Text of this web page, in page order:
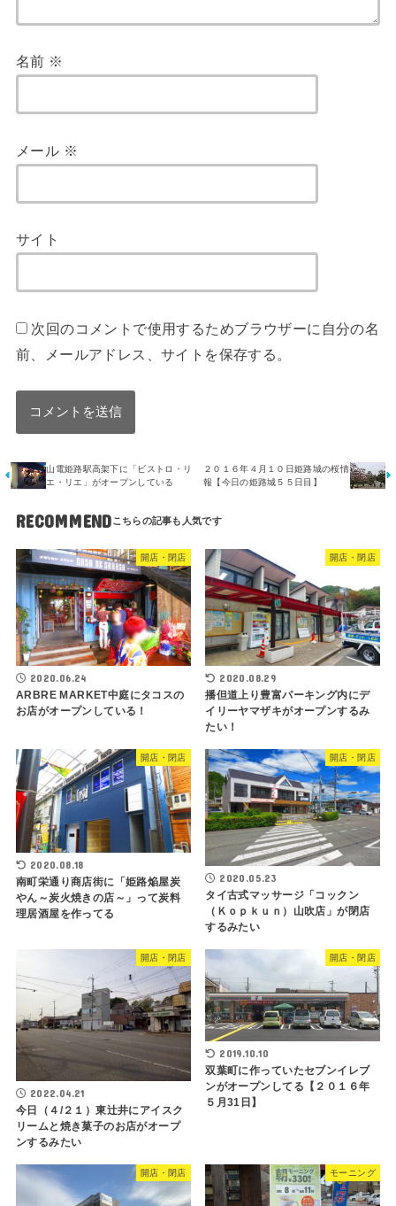
名前 ※
メール ※
サイト
次回のコメントで使用するためブラウザーに自分の名
前、メールアドレス、サイトを保存する。
山電姫路駅高架下に「ビストロ・リ
エ・リエ」がオープンしている
２０１６年４月１０日姫路城の桜情
報【今日の姫路城５５日目】
RECOMMEND
開店・閉店
2020.06.24
ARBRE MARKET中庭にタコスの
お店がオープンしている！
開店・閉店
2020.08.29
播但道上り豊富パーキング内にデ
イリーヤマザキがオープンするみ
たい！
開店・閉店
2020.08.18
南町栄通り商店街に「姫路焔屋炭
やん～炭火焼きの店～」って炭料
理居酒屋を作ってる
開店・閉店
2020.05.23
タイ古式マッサージ「コックン
（Ｋｏｐｋｕｎ）山吹店」が閉店
するみたい
開店・閉店
2022.04.21
今日（４/２１）東辻井にアイスク
リームと焼き菓子のお店がオープ
ンするみたい
開店・閉店
2019.10.10
双葉町に作っていたセブンイレブ
ンがオープンしてる【２０１６年
５月31日】
開店・閉店 モーニング